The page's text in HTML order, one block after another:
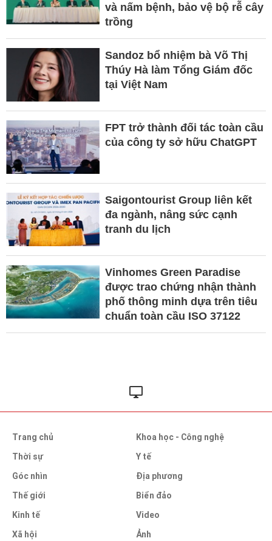
và nấm bệnh, bảo vệ bộ rễ cây
trồng
Sandoz bổ nhiệm bà Võ Thị
Thúy Hà làm Tổng Giám đốc
tại Việt Nam
FPT trở thành đối tác toàn cầu
của công ty sở hữu ChatGPT
Saigontourist Group liên kết
đa ngành, nâng sức cạnh
tranh du lịch
Vinhomes Green Paradise
được trao chứng nhận thành
phố thông minh dựa trên tiêu
chuẩn toàn cầu ISO 37122
Trang chủ
Thời sự
Góc nhìn
Thế giới
Kinh tế
Xã hội
Khoa học - Công nghệ
Y tế
Địa phương
Biển đảo
Video
Ảnh